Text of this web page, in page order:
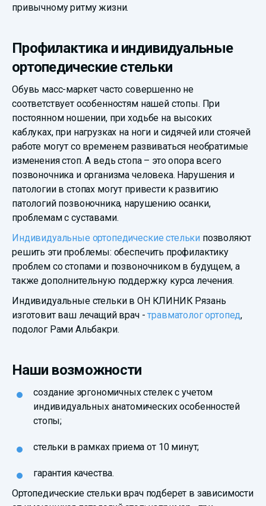
привычному ритму жизни.
Профилактика и индивидуальные
ортопедические стельки
Обувь масс-маркет часто совершенно не
соответствует особенностям нашей стопы. При
постоянном ношении, при ходьбе на высоких
каблуках, при нагрузках на ноги и сидячей или стоячей
работе могут со временем развиваться необратимые
изменения стоп. А ведь стопа – это опора всего
позвоночника и организма человека. Нарушения и
патологии в стопах могут привести к развитию
патологий позвоночника, нарушению осанки,
проблемам с суставами.
Индивидуальные ортопедические стельки позволяют
решить эти проблемы: обеспечить профилактику
проблем со стопами и позвоночником в будущем, а
также дополнительную поддержку курса лечения.
Индивидуальные стельки в ОН КЛИНИК Рязань
изготовит ваш лечащий врач -травматолог ортопед,
подолог Рами Альбакри.
Наши возможности
создание эргономичных стелек с учетом
индивидуальных анатомических особенностей
стопы;
стельки в рамках приема от 10 минут;
гарантия качества.
Ортопедические стельки врач подберет в зависимости